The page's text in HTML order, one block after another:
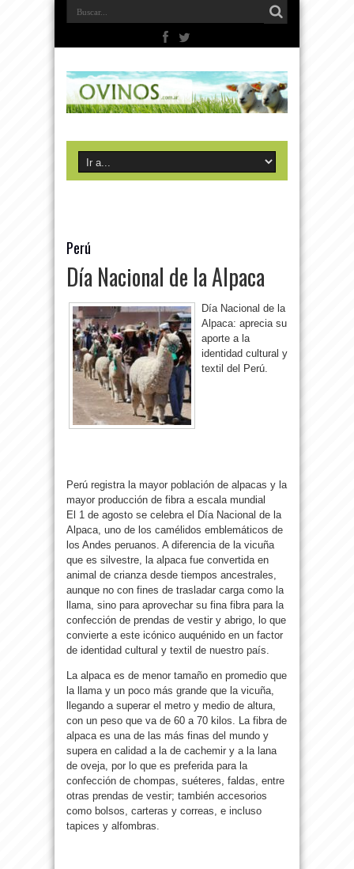
Perú
Día Nacional de la Alpaca
Día Nacional de la
Alpaca: aprecia su
aporte a la
identidad cultural y
textil del Perú.
Perú registra la mayor población de alpacas y la
mayor producción de fibra a escala mundial
El 1 de agosto se celebra el Día Nacional de la
Alpaca, uno de los camélidos emblemáticos de
los Andes peruanos. A diferencia de la vicuña
que es silvestre, la alpaca fue convertida en
animal de crianza desde tiempos ancestrales,
aunque no con fines de trasladar carga como la
llama, sino para aprovechar su fina fibra para la
confección de prendas de vestir y abrigo, lo que
convierte a este icónico auquénido en un factor
de identidad cultural y textil de nuestro país.
La alpaca es de menor tamaño en promedio que
la llama y un poco más grande que la vicuña,
llegando a superar el metro y medio de altura,
con un peso que va de 60 a 70 kilos. La fibra de
alpaca es una de las más finas del mundo y
supera en calidad a la de cachemir y a la lana
de oveja, por lo que es preferida para la
confección de chompas, suéteres, faldas, entre
otras prendas de vestir; también accesorios
como bolsos, carteras y correas, e incluso
tapices y alfombras.